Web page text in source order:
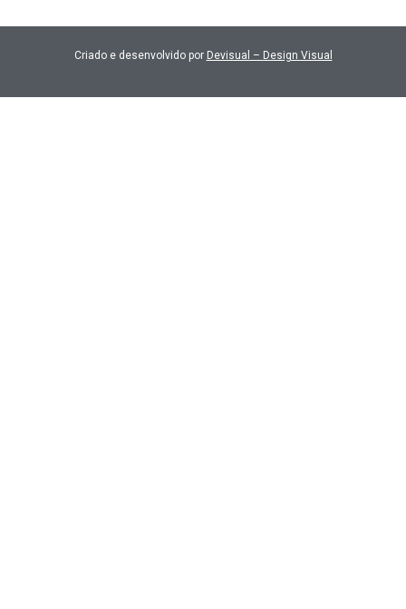
Criado e desenvolvido por Devisual – Design Visual